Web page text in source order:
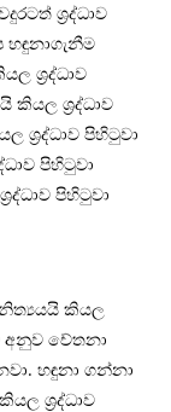
ශ‍්‍රද්ධාව
ශ‍්‍රද්ධාව
කියල ශ‍්‍රද්ධාව
ශ‍්‍රද්ධාව පිහිටුවා
පිහිටුවා
පිහිටුවා
කියල
අනුව චේතනා
හඳුනා ගන්නා
ශ‍්‍රද්ධාව